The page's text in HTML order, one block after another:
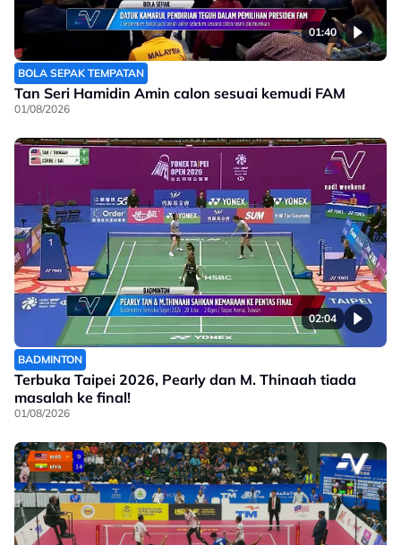
01:40
BOLA SEPAK TEMPATAN
Tan Seri Hamidin Amin calon sesuai kemudi FAM
01/08/2026
02:04
BADMINTON
Terbuka Taipei 2026, Pearly dan M. Thinaah tiada
masalah ke final!
01/08/2026